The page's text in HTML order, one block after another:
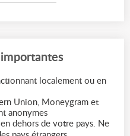
localement ou en
Union, Moneygram et
anonymes
dehors de votre pays. Ne